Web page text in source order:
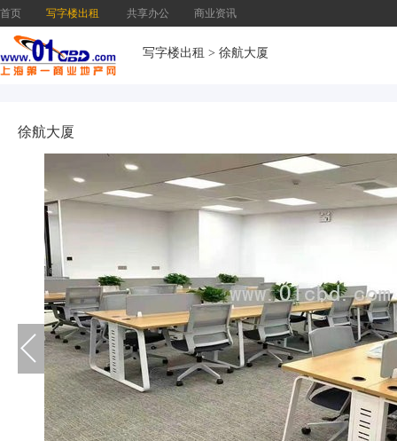
首页 写字楼出租 共享办公 商业资讯
写字楼出租 > 徐航大厦
徐航大厦